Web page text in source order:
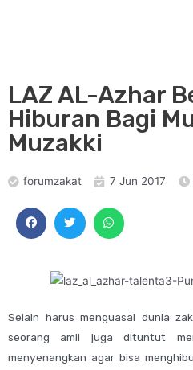
LAZ AL-Azhar
Hiburan Bagi
Muzakki
forumzakat 7 Jun 2017
Selain harus menguasai dunia
seorang amil juga dituntut
menyenangkan agar bisa